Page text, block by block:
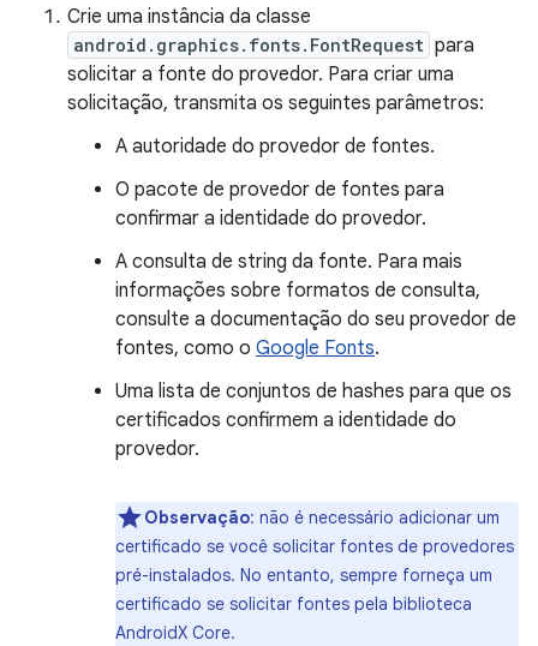
Crie uma instância da classe
android.graphics.fonts.FontRequest para
solicitar a fonte do provedor. Para criar uma
solicitação, transmita os seguintes parâmetros:
A autoridade do provedor de fontes.
O pacote de provedor de fontes para
confirmar a identidade do provedor.
A consulta de string da fonte. Para mais
informações sobre formatos de consulta,
consulte a documentação do seu provedor de
fontes, como o Google Fonts.
Uma lista de conjuntos de hashes para que os
certificados confirmem a identidade do
provedor.
Observação: não é necessário adicionar um
certificado se você solicitar fontes de provedores
pré-instalados. No entanto, sempre forneça um
certificado se solicitar fontes pela biblioteca
AndroidX Core.